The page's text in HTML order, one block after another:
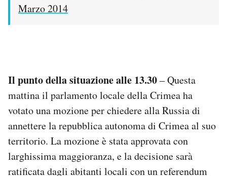
Marzo 2014
Il punto della situazione alle 13.30– Questa
mattina il parlamento locale della Crimea ha
votato una mozione per chiedere alla Russia di
annettere la repubblica autonoma di Crimea al suo
territorio. La mozione è stata approvata con
larghissima maggioranza, e la decisione sarà
ratificata dagli abitanti locali con un referendum